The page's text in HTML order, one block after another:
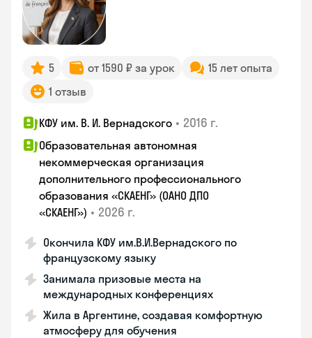
5 от 1590 ₽ за урок
15 лет опыта
1 отзыв
КФУ им. В. И. Вернадского • 2016 г.
Образовательная автономная
некоммерческая организация
дополнительного профессионального
образования «СКАЕНГ» (ОАНО ДПО
«СКАЕНГ») • 2026 г.
Окончила КФУ им.В.И.Вернадского по
французскому языку
Занимала призовые места на
международных конференциях
Жила в Аргентине, создавая комфортную
атмосферу для обучения